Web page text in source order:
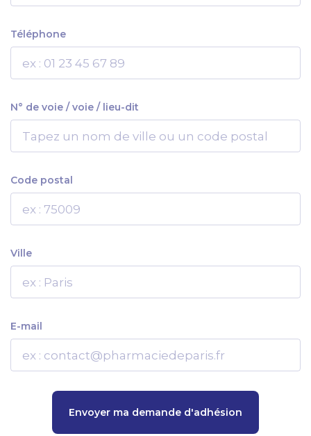
Téléphone
N° de voie / voie / lieu-dit
Code postal
Ville
E-mail
Envoyer ma demande d'adhésion